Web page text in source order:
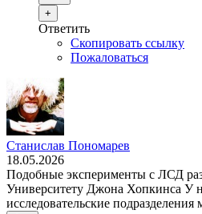
+
Ответить
Скопировать ссылку
Пожаловаться
Станислав Пономарев
18.05.2026
Подобные эксперименты с ЛСД
Университету Джона Хопкинса У
исследовательские подразделения